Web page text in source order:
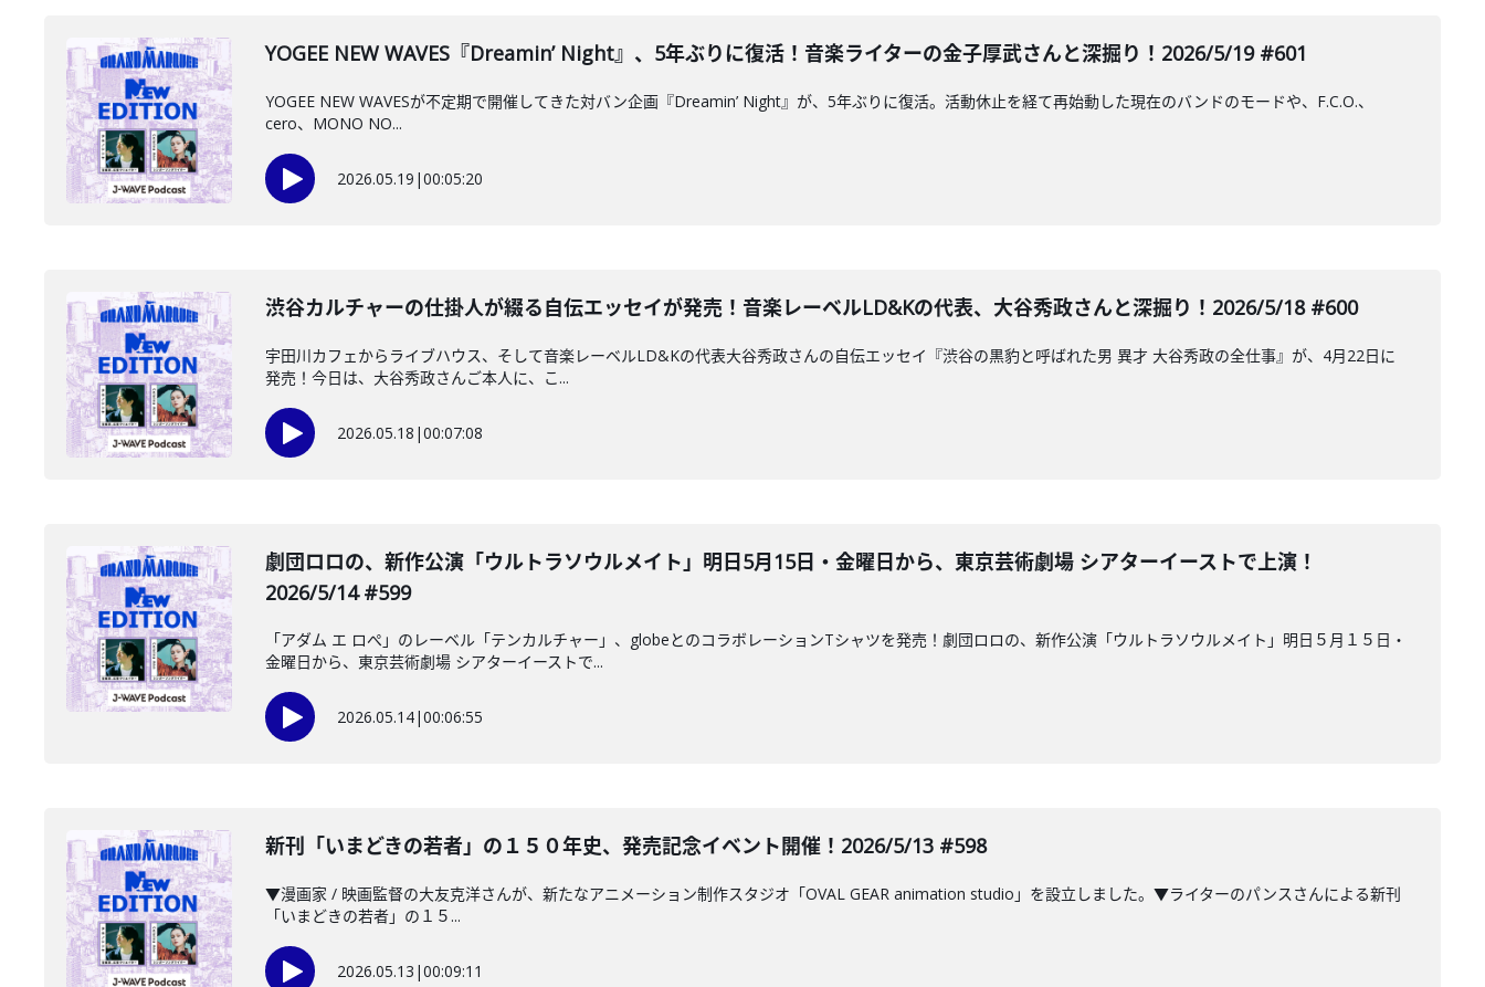
️YOGEE NEW WAVES『Dreamin’ Night』、5年ぶりに復活！音楽ライターの金子厚武さんと深掘り！2026/5/19 #601
YOGEE NEW WAVESが不定期で開催してきた対バン企画『Dreamin’ Night』が、5年ぶりに復活。活動休止を経て再始動した現在のバンドのモードや、F.C.O.、
cero、MONO NO...
2026.05.19 |00:05:20
渋谷カルチャーの仕掛人が綴る自伝エッセイが発売！音楽レーベルLD&Kの代表、大谷秀政さんと深掘り！2026/5/18 #600
宇田川カフェからライブハウス、そして音楽レーベルLD&Kの代表大谷秀政さんの自伝エッセイ『渋谷の黒豹と呼ばれた男 異才 大谷秀政の全仕事』が、4月22日に
発売！今日は、大谷秀政さんご本人に、こ...
2026.05.18 |00:07:08
劇団ロロの、新作公演「ウルトラソウルメイト」明日5月15日・金曜日から、東京芸術劇場 シアターイーストで上演！
2026/5/14 #599
「アダム エ ロぺ」のレーベル「テンカルチャー」、globeとのコラボレーションTシャツを発売！劇団ロロの、新作公演「ウルトラソウルメイト」明日５月１５日・
金曜日から、東京芸術劇場 シアターイーストで...
2026.05.14|00:06:55
新刊「いまどきの若者」の１５０年史、発売記念イベント開催！2026/5/13 #598
▼漫画家 / 映画監督の大友克洋さんが、新たなアニメーション制作スタジオ「OVAL GEAR animation studio」を設立しました。▼ライターのパンスさんによる新刊
「いまどきの若者」の１５...
2026.05.13 |00:09:11